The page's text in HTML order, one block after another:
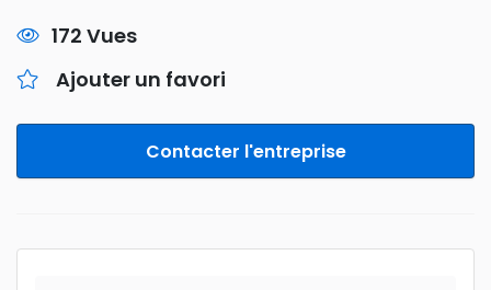
172 Vues
Ajouter un favori
Contacter l'entreprise